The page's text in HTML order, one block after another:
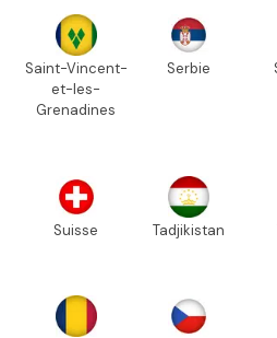
Saint-Vincent-
et-les-
Grenadines
Serbie
Suisse Tadjikistan